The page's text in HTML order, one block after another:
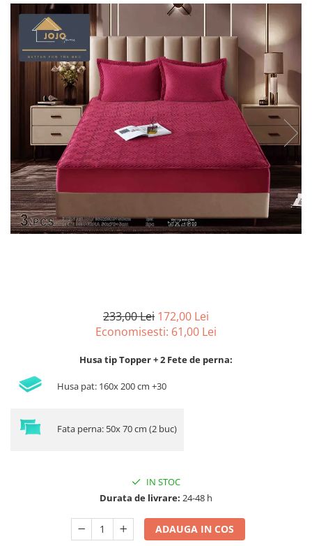
Lenjerii de pat Bumbac Poplin
Lenjerii de pat Catifea
Lenjerii de pat Damasc
Lenjerii de pat Finet + 2 Draperii
Lenjerii de pat Finet cu PLIURI
Lenjerii de pat finet Home
Lenjerii de pat Saten 4 piese cu
elastic
233,00 Lei 172,00 Lei
Economisesti: 61,00 Lei
Husa tip Topper + 2 Fete de perna:
Husa pat: 160x 200 cm +30
Fata perna: 50x 70 cm (2 buc)
IN STOC
Durata de livrare: 24-48 h
ADAUGA IN COS